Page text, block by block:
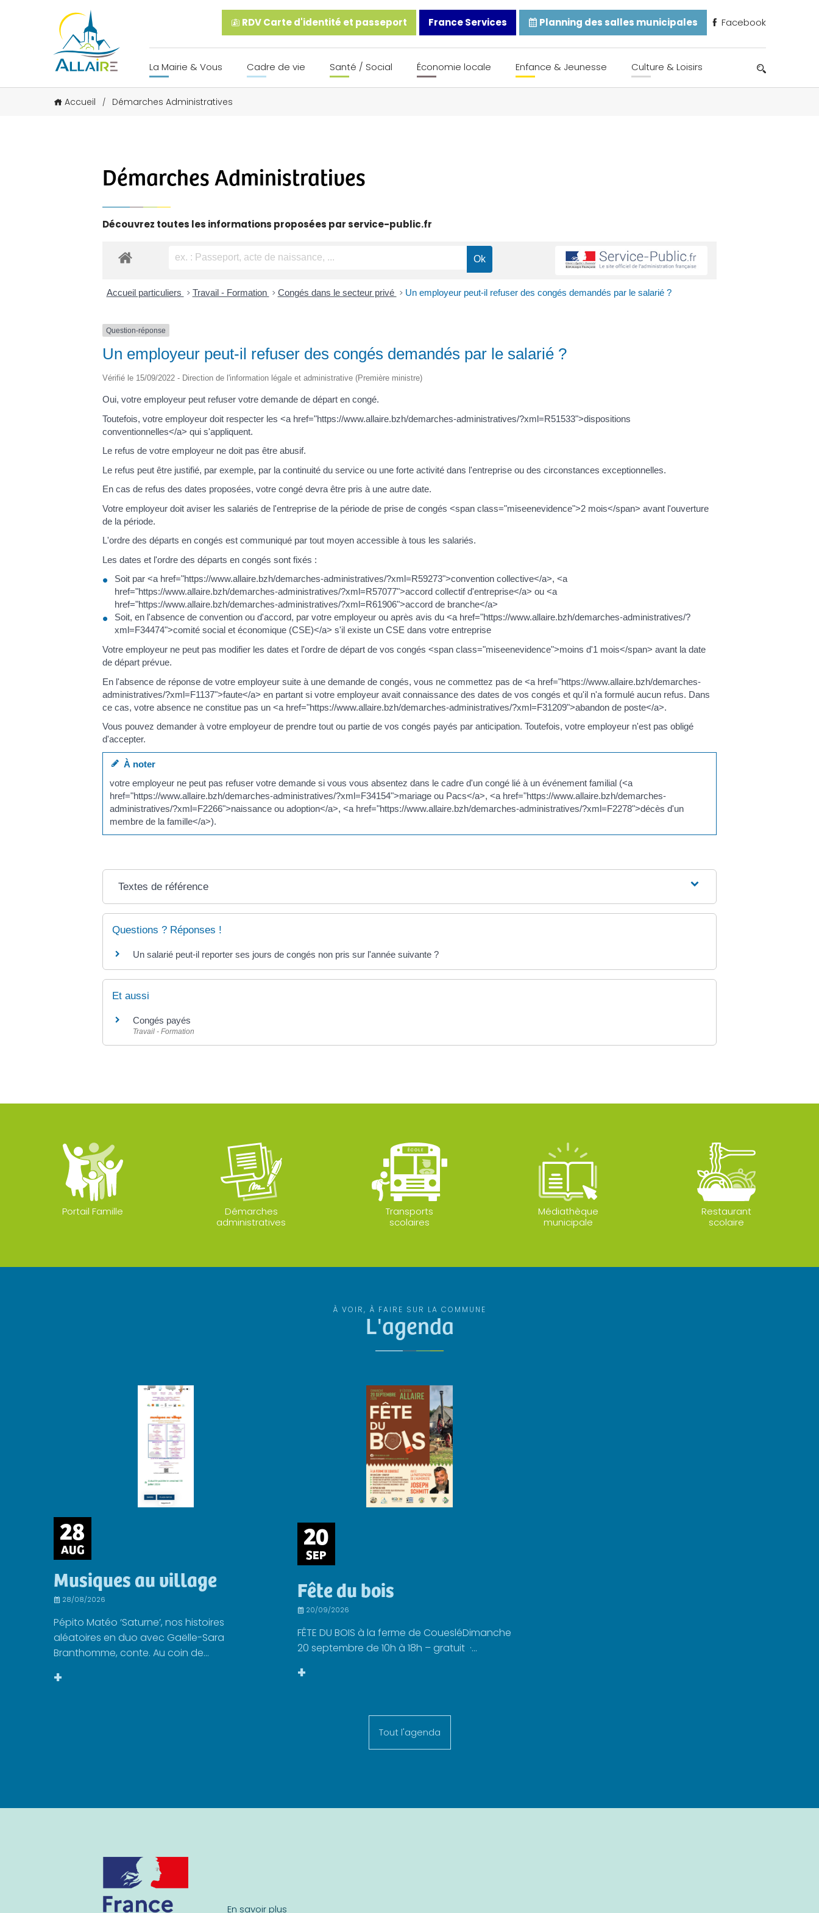
RDV Carte d'identité et passeport France Services Planning des salles municipales Facebook
La Mairie & Vous Cadre de vie Santé / Social Économie locale Enfance & Jeunesse Culture & Loisirs
Accueil / Démarches Administratives
Démarches Administratives
Découvrez toutes les informations proposées par service-public.fr
Accueil particuliers > Travail - Formation > Congés dans le secteur privé > Un employeur peut-il refuser des congés demandés par le salarié ?
Question-réponse
Un employeur peut-il refuser des congés demandés par le salarié ?
Vérifié le 15/09/2022 - Direction de l'information légale et administrative (Première ministre)
Oui, votre employeur peut refuser votre demande de départ en congé.
Toutefois, votre employeur doit respecter les <a href="https://www.allaire.bzh/demarches-administratives/?xml=R51533">dispositions
conventionnelles</a> qui s'appliquent.
Le refus de votre employeur ne doit pas être abusif.
Le refus peut être justifié, par exemple, par la continuité du service ou une forte activité dans l'entreprise ou des circonstances exceptionnelles.
En cas de refus des dates proposées, votre congé devra être pris à une autre date.
Votre employeur doit aviser les salariés de l'entreprise de la période de prise de congés <span class="miseenevidence">2 mois</span> avant l'ouverture
de la période.
L'ordre des départs en congés est communiqué par tout moyen accessible à tous les salariés.
Les dates et l'ordre des départs en congés sont fixés :
Soit par <a href="https://www.allaire.bzh/demarches-administratives/?xml=R59273">convention collective</a>, <a
href="https://www.allaire.bzh/demarches-administratives/?xml=R57077">accord collectif d'entreprise</a> ou <a
href="https://www.allaire.bzh/demarches-administratives/?xml=R61906">accord de branche</a>
Soit, en l'absence de convention ou d'accord, par votre employeur ou après avis du <a href="https://www.allaire.bzh/demarches-administratives/?
xml=F34474">comité social et économique (CSE)</a> s'il existe un CSE dans votre entreprise
Votre employeur ne peut pas modifier les dates et l'ordre de départ de vos congés <span class="miseenevidence">moins d'1 mois</span> avant la date
de départ prévue.
En l'absence de réponse de votre employeur suite à une demande de congés, vous ne commettez pas de <a href="https://www.allaire.bzh/demarches-
administratives/?xml=F1137">faute</a> en partant si votre employeur avait connaissance des dates de vos congés et qu'il n'a formulé aucun refus. Dans
ce cas, votre absence ne constitue pas un <a href="https://www.allaire.bzh/demarches-administratives/?xml=F31209">abandon de poste</a>.
Vous pouvez demander à votre employeur de prendre tout ou partie de vos congés payés par anticipation. Toutefois, votre employeur n'est pas obligé
d'accepter.
À noter
votre employeur ne peut pas refuser votre demande si vous vous absentez dans le cadre d'un congé lié à un événement familial (<a
href="https://www.allaire.bzh/demarches-administratives/?xml=F34154">mariage ou Pacs</a>, <a href="https://www.allaire.bzh/demarches-
administratives/?xml=F2266">naissance ou adoption</a>, <a href="https://www.allaire.bzh/demarches-administratives/?xml=F2278">décès d'un
membre de la famille</a>).
Textes de référence
Questions ? Réponses !
Un salarié peut-il reporter ses jours de congés non pris sur l'année suivante ?
Et aussi
Congés payés
Travail - Formation
Portail Famille
Démarches
administratives
Transports
scolaires
Médiathèque
municipale
Restaurant
scolaire
À VOIR, À FAIRE SUR LA COMMUNE
L'agenda
28
AUG
Musiques au village
28/08/2026
Pépito Matéo ‘Saturne’, nos histoires
aléatoires en duo avec Gaëlle-Sara
Branthomme, conte. Au coin de...
+
20
SEP
Fête du bois
20/09/2026
FÊTE DU BOIS à la ferme de CouesléDimanche
20 septembre de 10h à 18h – gratuit ·...
+
Tout l'agenda
En savoir plus